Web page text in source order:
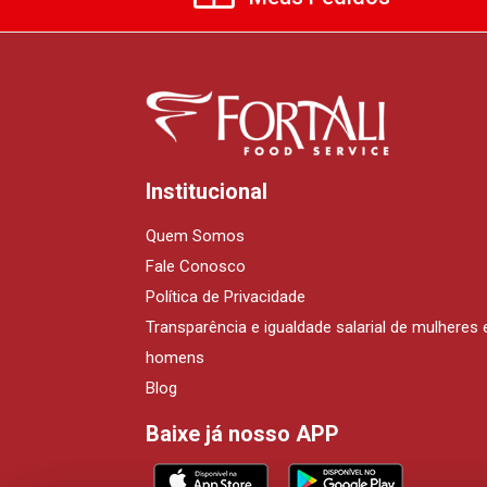
Institucional
Quem Somos
Fale Conosco
Política de Privacidade
Transparência e igualdade salarial de mulheres
homens
Blog
Baixe já nosso APP